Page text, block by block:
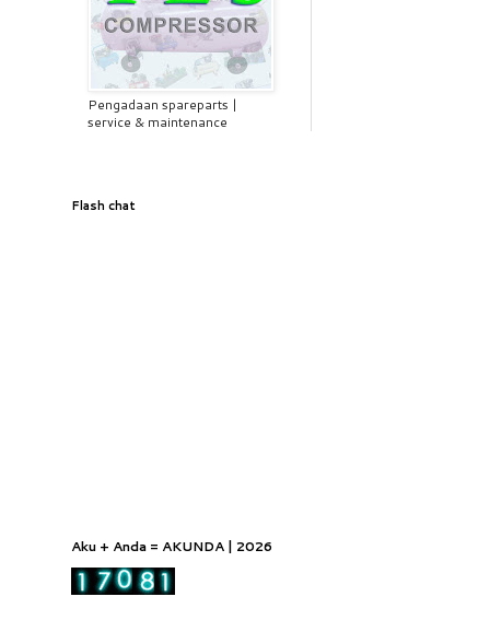
Pengadaan spareparts |
service & maintenance
Flash chat
Aku + Anda = AKUNDA | 2026